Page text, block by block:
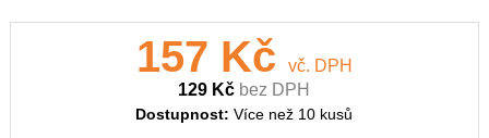
157 Kč
vč. DPH
129 Kč bez DPH
Dostupnost:Více než 10 kusů